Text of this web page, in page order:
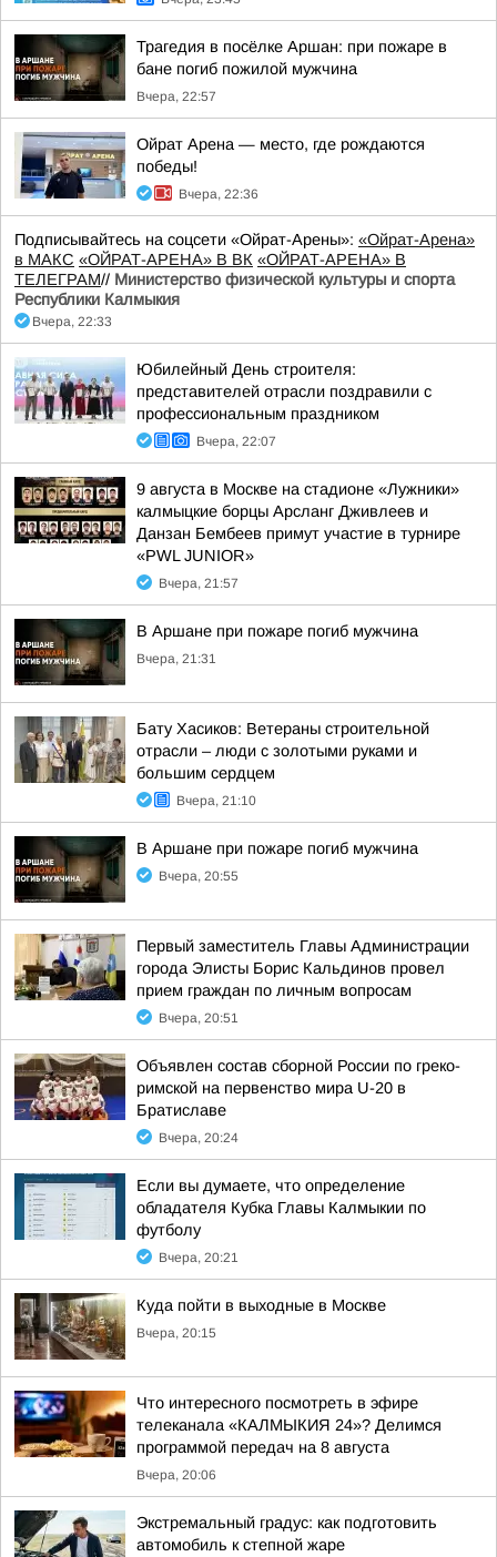
Трагедия в посёлке Аршан: при пожаре в
бане погиб пожилой мужчина
Вчера, 22:57
Ойрат Арена — место, где рождаются
победы!
Вчера, 22:36
Подписывайтесь на соцсети «Ойрат-Арены»: «Ойрат-Арена»
в МАКС «ОЙРАТ-АРЕНА» В ВК «ОЙРАТ-АРЕНА» В
ТЕЛЕГРАМ// Министерство физической культуры и спорта
Республики Калмыкия
Вчера, 22:33
Юбилейный День строителя:
представителей отрасли поздравили с
профессиональным праздником
Вчера, 22:07
9 августа в Москве на стадионе «Лужники»
калмыцкие борцы Арсланг Дживлеев и
Данзан Бембеев примут участие в турнире
«PWL JUNIOR»
Вчера, 21:57
В Аршане при пожаре погиб мужчина
Вчера, 21:31
Бату Хасиков: Ветераны строительной
отрасли – люди с золотыми руками и
большим сердцем
Вчера, 21:10
В Аршане при пожаре погиб мужчина
Вчера, 20:55
Первый заместитель Главы Администрации
города Элисты Борис Кальдинов провел
прием граждан по личным вопросам
Вчера, 20:51
Объявлен состав сборной России по греко-
римской на первенство мира U-20 в
Братиславе
Вчера, 20:24
Если вы думаете, что определение
обладателя Кубка Главы Калмыкии по
футболу
Вчера, 20:21
Куда пойти в выходные в Москве
Вчера, 20:15
Что интересного посмотреть в эфире
телеканала «КАЛМЫКИЯ 24»? Делимся
программой передач на 8 августа
Вчера, 20:06
Экстремальный градус: как подготовить
автомобиль к степной жаре